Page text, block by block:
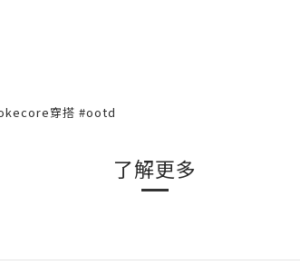
穿搭 #ootd
了解更多